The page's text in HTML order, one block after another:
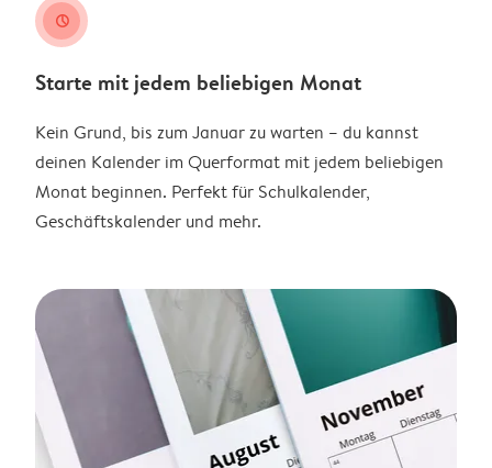
clock
Starte mit jedem beliebigen Monat
Kein Grund, bis zum Januar zu warten – du kannst
deinen Kalender im Querformat mit jedem beliebigen
Monat beginnen. Perfekt für Schulkalender,
Geschäftskalender und mehr.